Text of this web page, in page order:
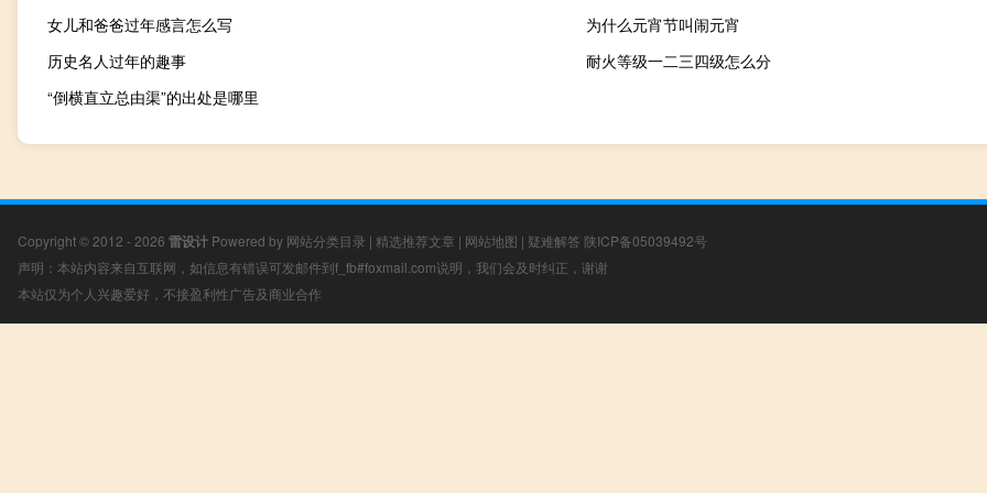
女儿和爸爸过年感言怎么写
为什么元宵节叫闹元宵
历史名人过年的趣事
耐火等级一二三四级怎么分
“倒横直立总由渠”的出处是哪里
Copyright © 2012 - 2026 雷设计 Powered by 网站分类目录 | 精选推荐文章 | 网站地图 | 疑难解答 陕ICP备05039492号
声明：本站内容来自互联网，如信息有错误可发邮件到f_fb#foxmail.com说明，我们会及时纠正，谢谢
本站仅为个人兴趣爱好，不接盈利性广告及商业合作